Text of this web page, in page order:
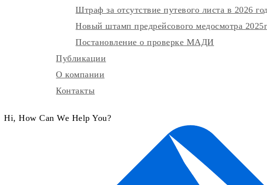
Штраф за отсутствие путевого листа в 2026
Новый штамп предрейсового медосмотра
Постановление о проверке МАДИ
Публикации
О компании
Контакты
Hi, How Can We Help You?